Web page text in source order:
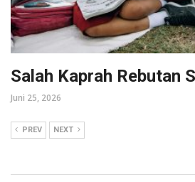
Salah Kaprah Rebutan
Juni 25, 2026
PREV NEXT